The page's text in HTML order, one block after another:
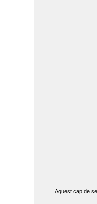
Aquest cap de